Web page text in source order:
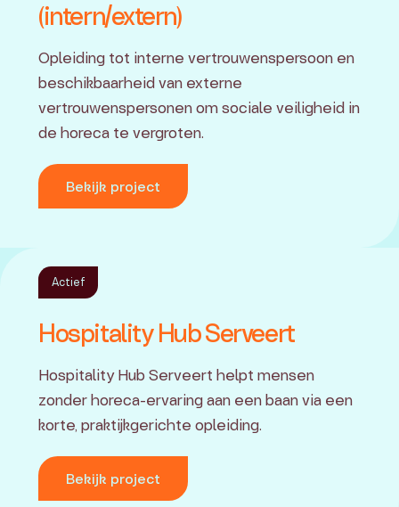
(intern/extern)
Opleiding tot interne vertrouwenspersoon en
beschikbaarheid van externe
vertrouwenspersonen om sociale veiligheid in
de horeca te vergroten.
Bekijk project
Actief
Hospitality Hub Serveert
Hospitality Hub Serveert helpt mensen
zonder horeca-ervaring aan een baan via een
korte, praktijkgerichte opleiding.
Bekijk project